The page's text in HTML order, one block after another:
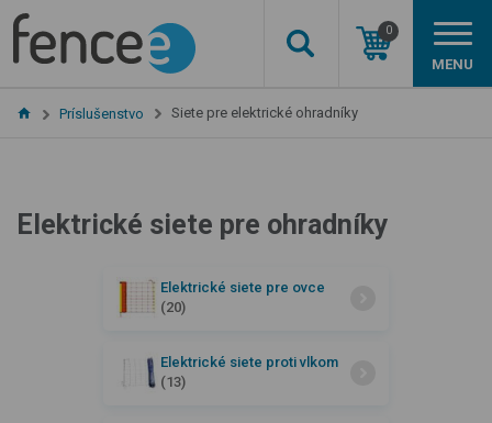
0
MENU
Príslušenstvo Siete pre elektrické ohradníky
Elektrické siete pre ohradníky
Elektrické siete pre ovce
(20)
Elektrické siete proti vlkom
(13)